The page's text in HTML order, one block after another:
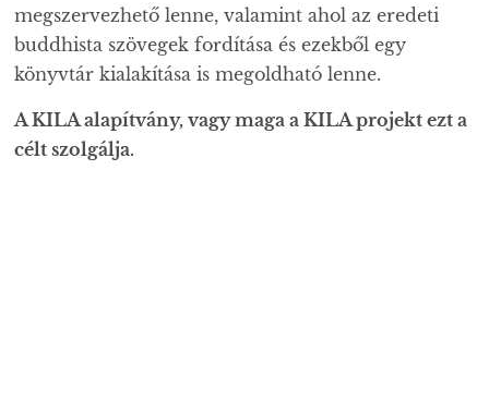
megszervezhető lenne, valamint ahol az eredeti
buddhista szövegek fordítása és ezekből egy
könyvtár kialakítása is megoldható lenne.
A KILA alapítvány, vagy maga a KILA projekt ezt a
célt szolgálja.